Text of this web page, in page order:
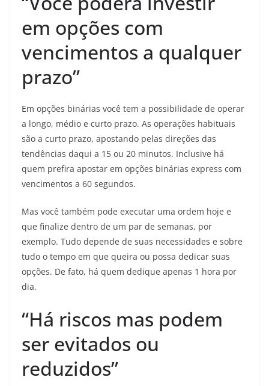
em opções com
vencimentos a qualquer
prazo”
Em opções binárias você tem a possibilidade de operar
a longo, médio e curto prazo. As operações habituais
são a curto prazo, apostando pelas direções das
tendências daqui a 15 ou 20 minutos. Inclusive há
quem prefira apostar em opções binárias express com
vencimentos a 60 segundos.
Mas você também pode executar uma ordem hoje e
que finalize dentro de um par de semanas, por
exemplo. Tudo depende de suas necessidades e sobre
tudo o tempo em que queira ou possa dedicar suas
opções. De fato, há quem dedique apenas 1 hora por
dia.
“Há riscos mas podem
ser evitados ou
reduzidos”